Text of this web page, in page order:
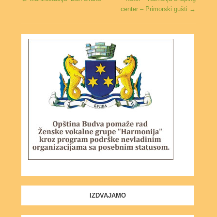
center – Primorski gušti →
IZDVAJAMO